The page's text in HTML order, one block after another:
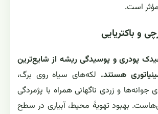
است.
و باکتریایی
پودری و پوسیدگی ریشه از شایع‌ترین
هستند. لکه‌های سیاه روی برگ،
و زردی ناگهانی همراه با پژمردگی
بهبود تهویۀ محیط، آبیاری در سطح